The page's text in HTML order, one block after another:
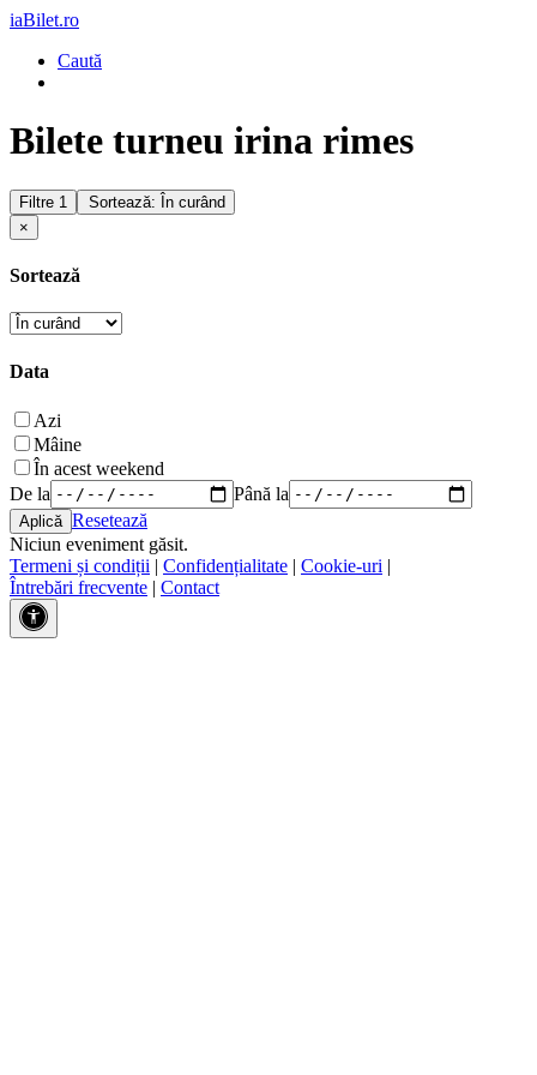
iaBilet.ro
Caută
Bilete turneu irina rimes
Filtre 1
Sortează: În curând
×
Sortează
Data
Azi
Mâine
În acest weekend
De la
Până la
Resetează
Niciun eveniment găsit.
Termeni și condiții | Confidențialitate | Cookie-uri |
Întrebări frecvente | Contact